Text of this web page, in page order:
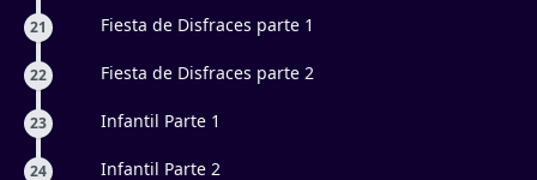
21 Fiesta de Disfraces parte 1
22 Fiesta de Disfraces parte 2
23 Infantil Parte 1
24 Infantil Parte 2